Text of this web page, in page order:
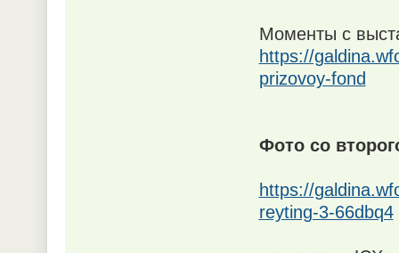
Моменты с
https://
prizovoy-fond
Фото со
https://
reyting-3-66dbq4